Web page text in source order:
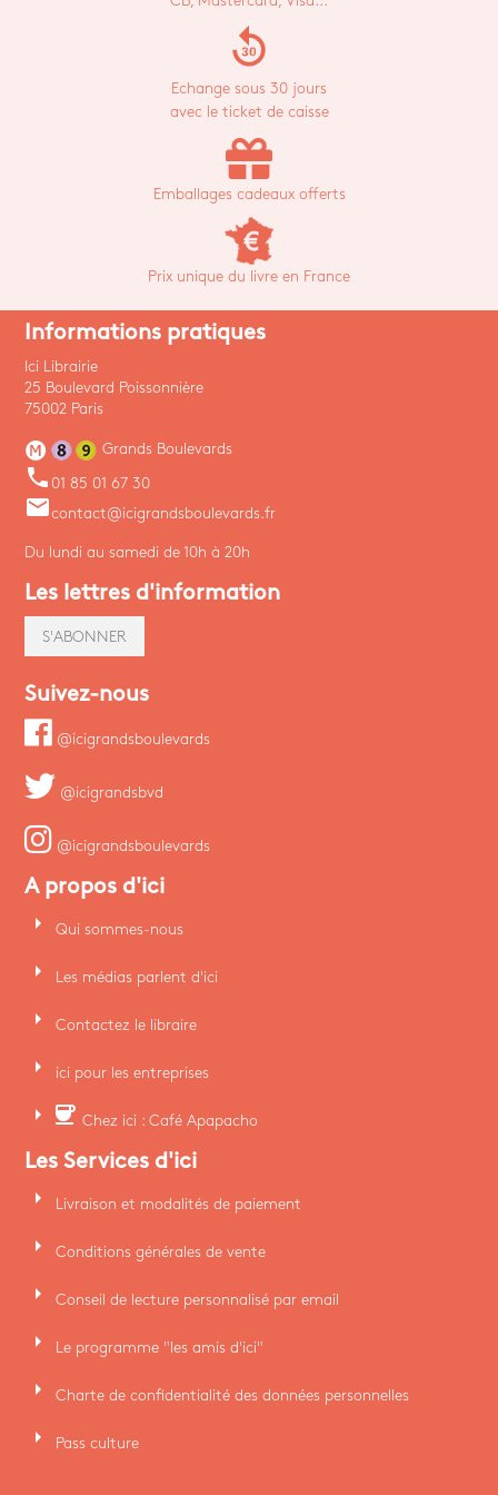
replay_30
Echange sous 30 jours
avec le ticket de caisse
Emballages cadeaux offerts
Prix unique du livre en France
Informations pratiques
Ici Librairie
25 Boulevard Poissonnière
75002 Paris
Grands Boulevards
phone 01 85 01 67 30
emailcontact@icigrandsboulevards.fr
Du lundi au samedi de 10h à 20h
Les lettres d'information
S'ABONNER
Suivez-nous
@icigrandsboulevards
@icigrandsbvd
@icigrandsboulevards
A propos d'ici
arrow_right Qui sommes-nous
arrow_right Les médias parlent d'ici
arrow_right Contactez le libraire
arrow_right ici pour les entreprises
arrow_right coffee Chez ici : Café Apapacho
Les Services d'ici
arrow_right Livraison et modalités de paiement
arrow_right Conditions générales de vente
arrow_right Conseil de lecture personnalisé par email
arrow_right Le programme "les amis d'ici"
arrow_right Charte de confidentialité des données personnelles
arrow_right Pass culture